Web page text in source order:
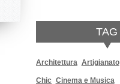
TAG
Architettura Artigianato
Chic Cinema e Musica